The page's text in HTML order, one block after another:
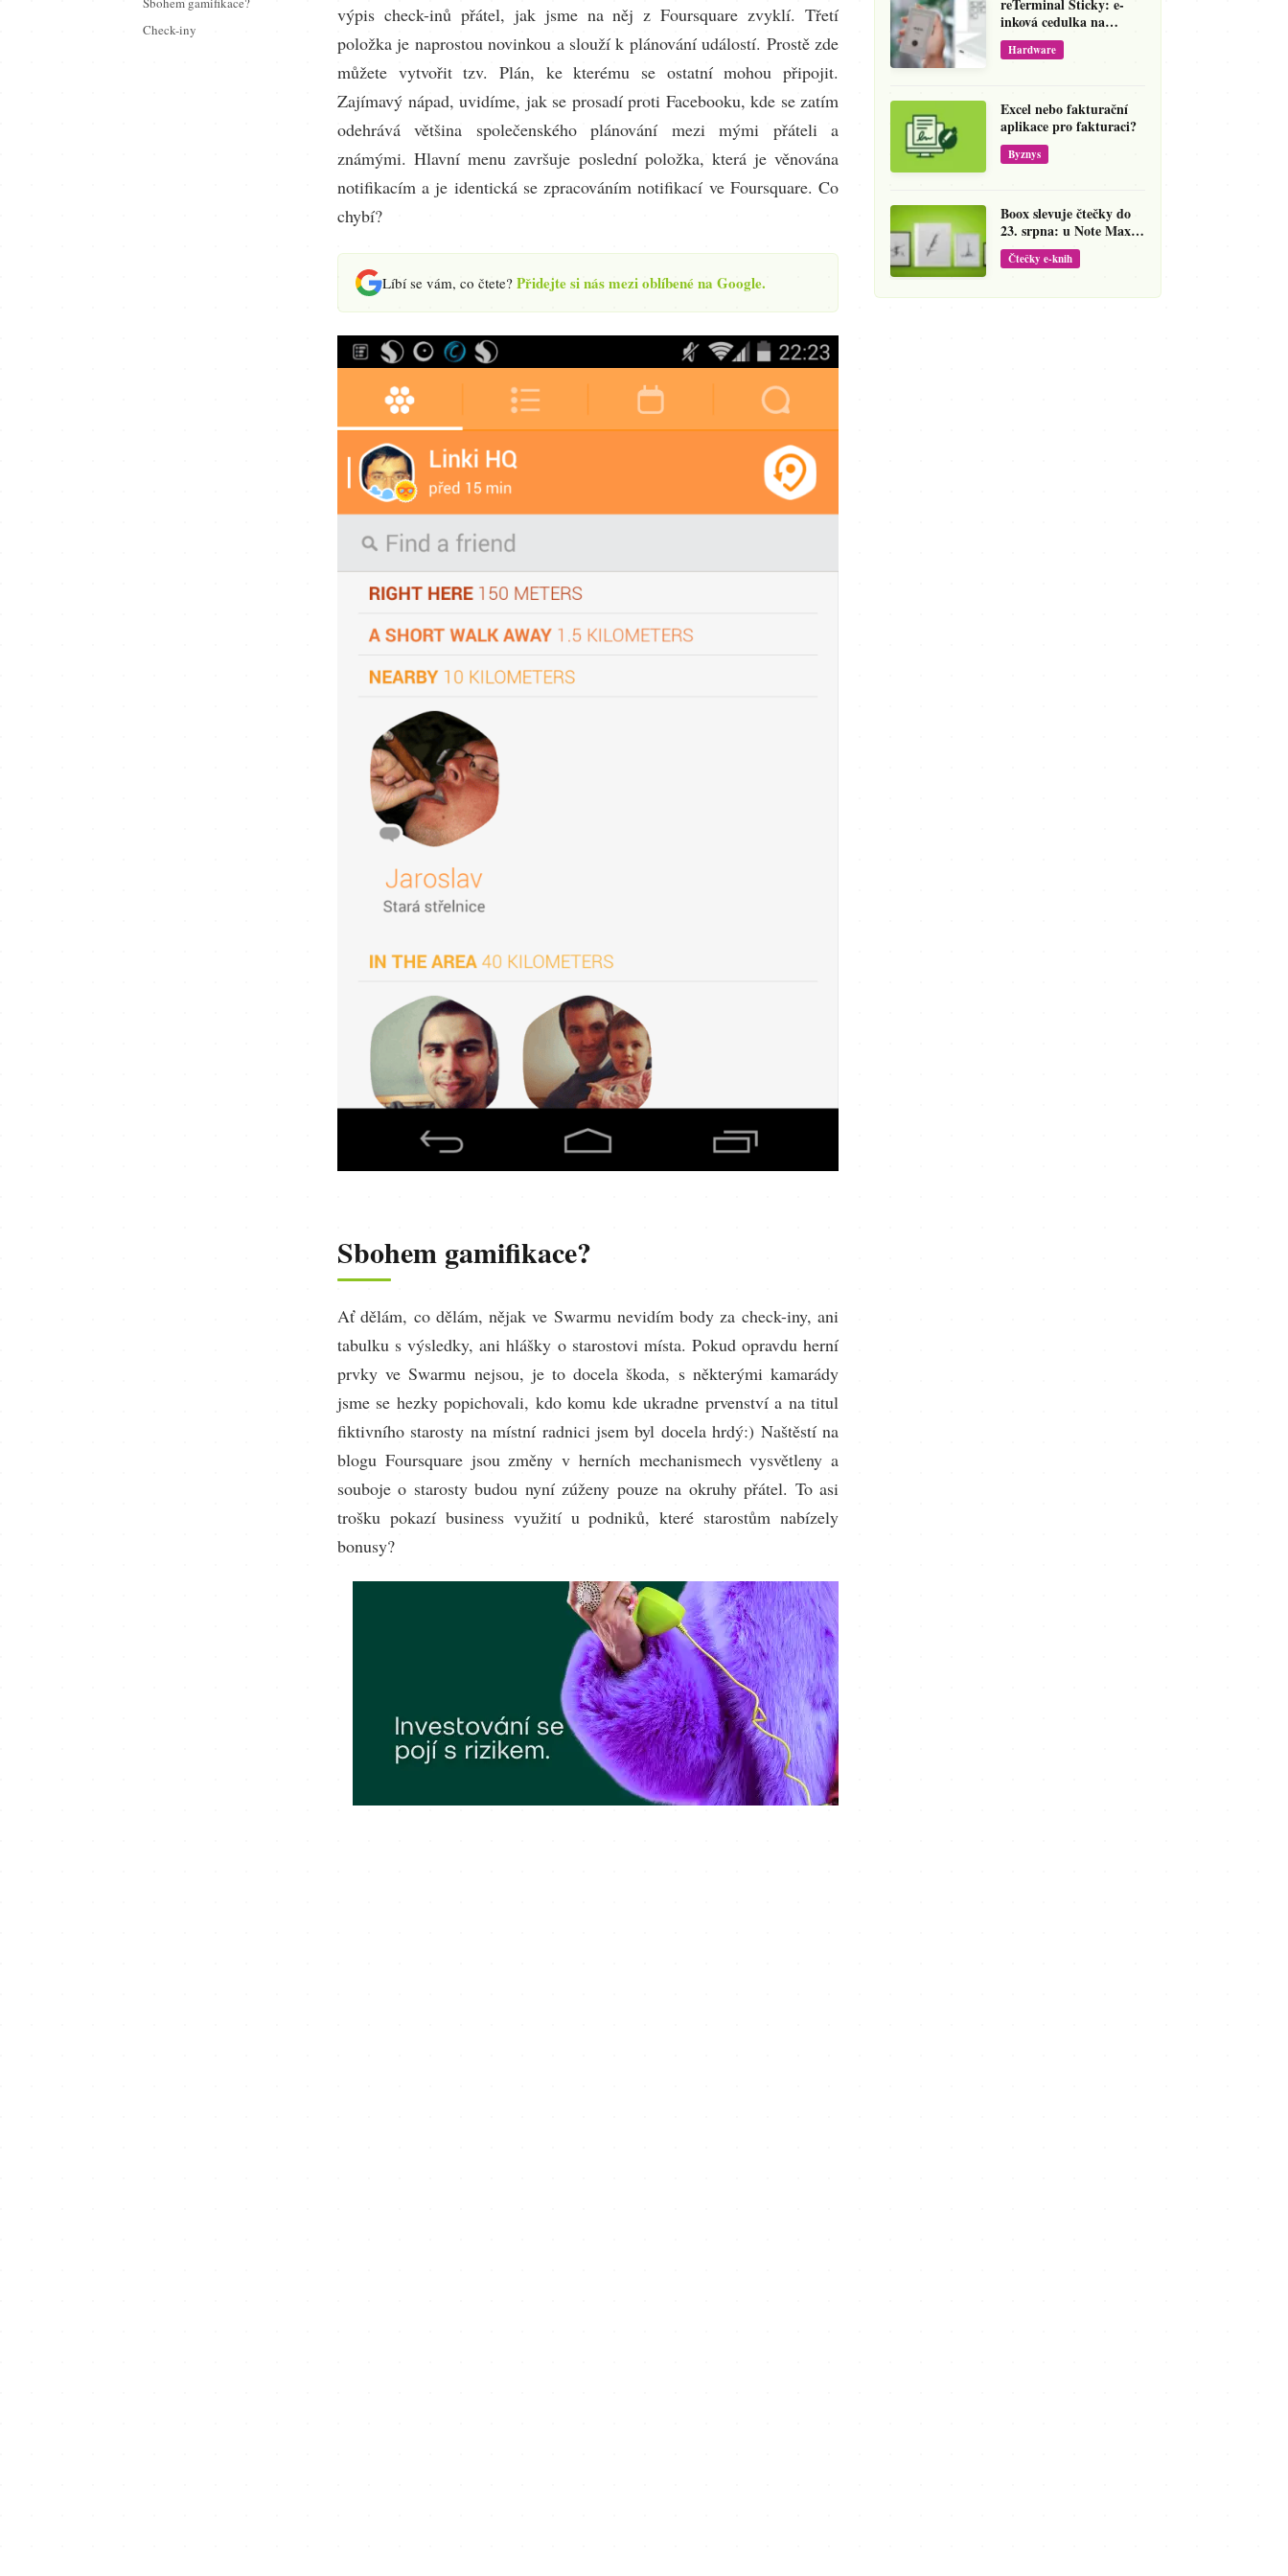
Check-iny
výpis check-inů přátel, jak jsme na něj z Foursquare zvyklí. Třetí
položka je naprostou novinkou a slouží k plánování událostí. Prostě zde
můžete vytvořit tzv. Plán, ke kterému se ostatní mohou připojit.
Zajímavý nápad, uvidíme, jak se prosadí proti Facebooku, kde se zatím
odehrává většina společenského plánování mezi mými přáteli a
známými. Hlavní menu završuje poslední položka, která je věnována
notifikacím a je identická se zpracováním notifikací ve Foursquare. Co
chybí?
Líbí se vám, co čtete? Přidejte si nás mezi oblíbené na Google.
Sbohem gamifikace?
Ať dělám, co dělám, nějak ve Swarmu nevidím body za check-iny, ani
tabulku s výsledky, ani hlášky o starostovi místa. Pokud opravdu herní
prvky ve Swarmu nejsou, je to docela škoda, s některými kamarády
jsme se hezky popichovali, kdo komu kde ukradne prvenství a na titul
fiktivního starosty na místní radnici jsem byl docela hrdý:) Naštěstí na
blogu Foursquare jsou změny v herních mechanismech vysvětleny a
souboje o starosty budou nyní zúženy pouze na okruhy přátel. To asi
trošku pokazí business využití u podniků, které starostům nabízely
bonusy?
reTerminal Sticky: e-
inková cedulka na
ledničku, která přepíše
váš hlas na vzkaz
Hardware
Excel nebo fakturační
aplikace pro fakturaci?
Byznys
Boox slevuje čtečky do
23. srpna: u Note Maxu
jde cena dolů o 138 eur
Čtečky e-knih